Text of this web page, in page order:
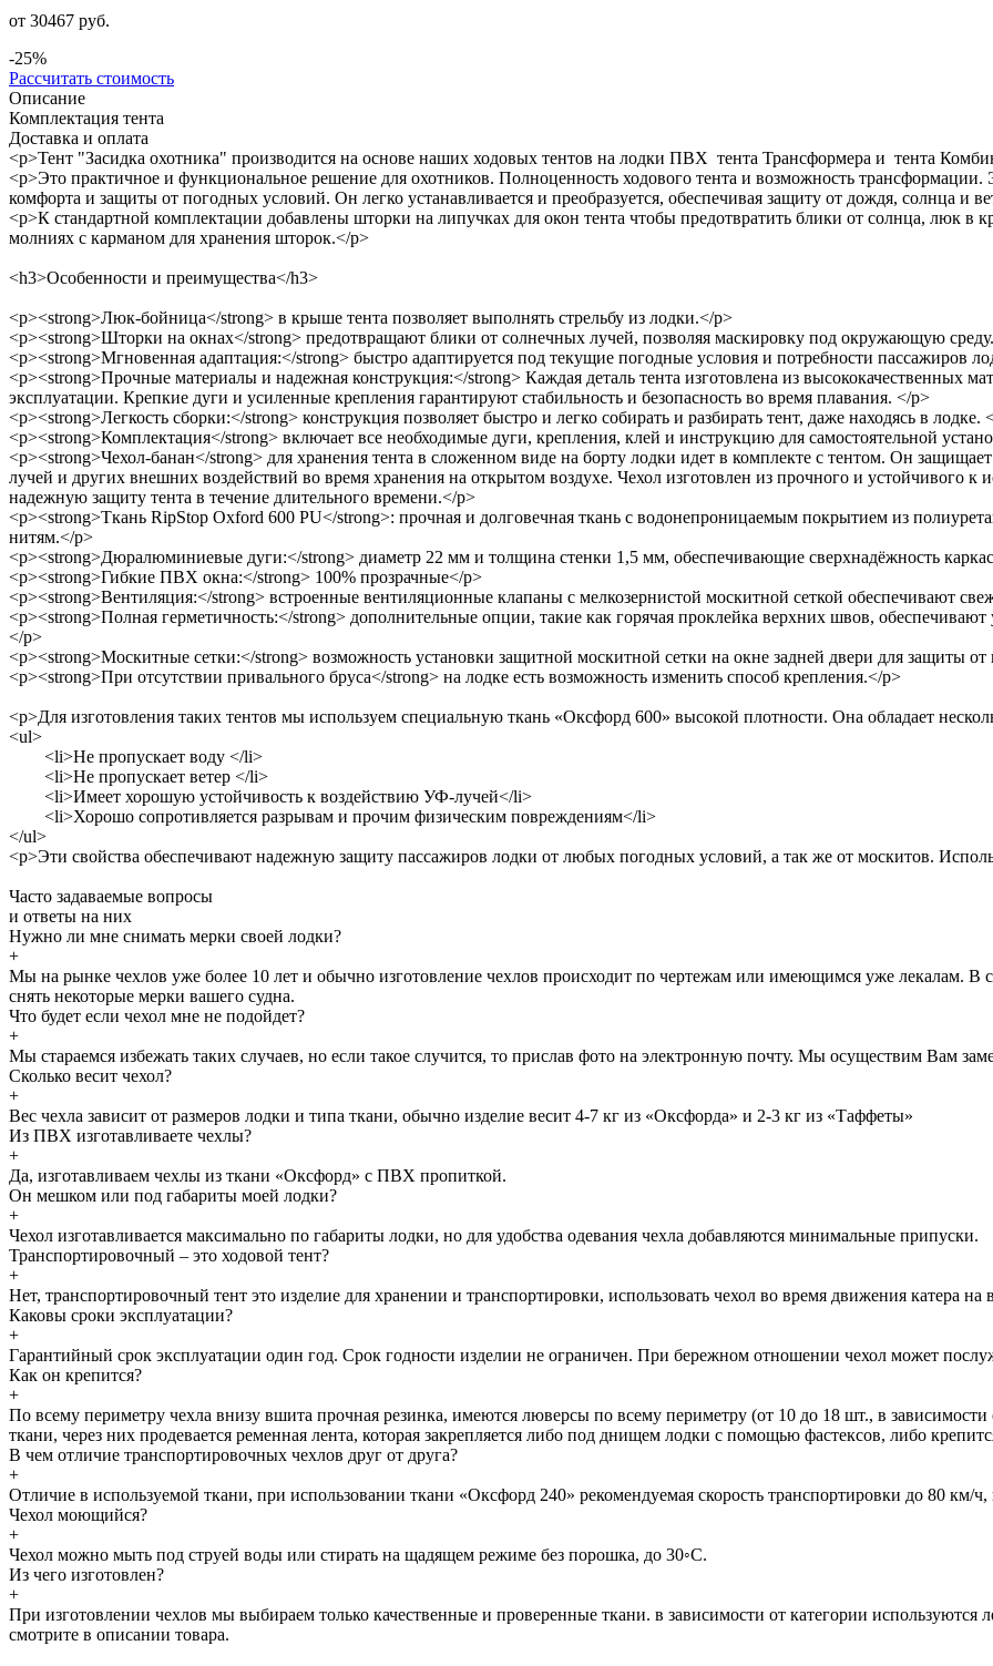
от 30467 руб.
-25%
Рассчитать стоимость
Описание
Комплектация тента
Доставка и оплата
<p>Тент "Засидка охотника" производится на основе наших ходовых тентов на лодки ПВХ тента Трансформера и тента
<p>Это практичное и функциональное решение для охотников. Полноценность ходового тента и возможность трансформации.
комфорта и защиты от погодных условий. Он легко устанавливается и преобразуется, обеспечивая защиту от дождя, солнца и
<p>К стандартной комплектации добавлены шторки на липучках для окон тента чтобы предотвратить блики от солнца, люк в
молниях с карманом для хранения шторок.</p>
<h3>Особенности и преимущества</h3>
<p><strong>Люк-бойница</strong> в крыше тента позволяет выполнять стрельбу из лодки.</p>
<p><strong>Шторки на окнах</strong> предотвращают блики от солнечных лучей, позволяя маскировку под окружающую
<p><strong>Мгновенная адаптация:</strong> быстро адаптируется под текущие погодные условия и потребности пассажиров
<p><strong>Прочные материалы и надежная конструкция:</strong> Каждая деталь тента изготовлена из высококачественных
эксплуатации. Крепкие дуги и усиленные крепления гарантируют стабильность и безопасность во время плавания. </p>
<p><strong>Легкость сборки:</strong> конструкция позволяет быстро и легко собирать и разбирать тент, даже находясь в лодке.
<p><strong>Комплектация</strong> включает все необходимые дуги, крепления, клей и инструкцию для самостоятельной
<p><strong>Чехол-банан</strong> для хранения тента в сложенном виде на борту лодки идет в комплекте с тентом. Он
лучей и других внешних воздействий во время хранения на открытом воздухе. Чехол изготовлен из прочного и устойчивого к
надежную защиту тента в течение длительного времени.</p>
<p><strong>Ткань RipStop Oxford 600 PU</strong>: прочная и долговечная ткань с водонепроницаемым покрытием из
нитям.</p>
<p><strong>Дюралюминиевые дуги:</strong> диаметр 22 мм и толщина стенки 1,5 мм, обеспечивающие сверхнадёжность
<p><strong>Гибкие ПВХ окна:</strong> 100% прозрачные</p>
<p><strong>Вентиляция:</strong> встроенные вентиляционные клапаны с мелкозернистой москитной сеткой обеспечивают
<p><strong>Полная герметичность:</strong> дополнительные опции, такие как горячая проклейка верхних швов,
</p>
<p><strong>Москитные сетки:</strong> возможность установки защитной москитной сетки на окне задней двери для защиты
<p><strong>При отсутствии привального бруса</strong> на лодке есть возможность изменить способ крепления.</p>
<p>Для изготовления таких тентов мы используем специальную ткань «Оксфорд 600» высокой плотности. Она обладает
<ul>
<li>Не пропускает воду </li>
<li>Не пропускает ветер </li>
<li>Имеет хорошую устойчивость к воздействию УФ-лучей</li>
<li>Хорошо сопротивляется разрывам и прочим физическим повреждениям</li>
</ul>
<p>Эти свойства обеспечивают надежную защиту пассажиров лодки от любых погодных условий, а так же от москитов.
Часто задаваемые вопросы
и ответы на них
Нужно ли мне снимать мерки своей лодки?
+
Мы на рынке чехлов уже более 10 лет и обычно изготовление чехлов происходит по чертежам или имеющимся уже лекалам. В
снять некоторые мерки вашего судна.
Что будет если чехол мне не подойдет?
+
Мы стараемся избежать таких случаев, но если такое случится, то прислав фото на электронную почту. Мы осуществим Вам
Сколько весит чехол?
+
Вес чехла зависит от размеров лодки и типа ткани, обычно изделие весит 4-7 кг из «Оксфорда» и 2-3 кг из «Таффеты»
Из ПВХ изготавливаете чехлы?
+
Да, изготавливаем чехлы из ткани «Оксфорд» с ПВХ пропиткой.
Он мешком или под габариты моей лодки?
+
Чехол изготавливается максимально по габариты лодки, но для удобства одевания чехла добавляются минимальные припуски.
Транспортировочный – это ходовой тент?
+
Нет, транспортировочный тент это изделие для хранении и транспортировки, использовать чехол во время движения катера на
Каковы сроки эксплуатации?
+
Гарантийный срок эксплуатации один год. Срок годности изделии не ограничен. При бережном отношении чехол может
Как он крепится?
+
По всему периметру чехла внизу вшита прочная резинка, имеются люверсы по всему периметру (от 10 до 18 шт., в
ткани, через них продевается ременная лента, которая закрепляется либо под днищем лодки с помощью фастексов, либо
В чем отличие транспортировочных чехлов друг от друга?
+
Отличие в используемой ткани, при использовании ткани «Оксфорд 240» рекомендуемая скорость транспортировки до 80 км/
Чехол моющийся?
+
Чехол можно мыть под струей воды или стирать на щадящем режиме без порошка, до 30◦С.
Из чего изготовлен?
+
При изготовлении чехлов мы выбираем только качественные и проверенные ткани. в зависимости от категории используются
смотрите в описании товара.